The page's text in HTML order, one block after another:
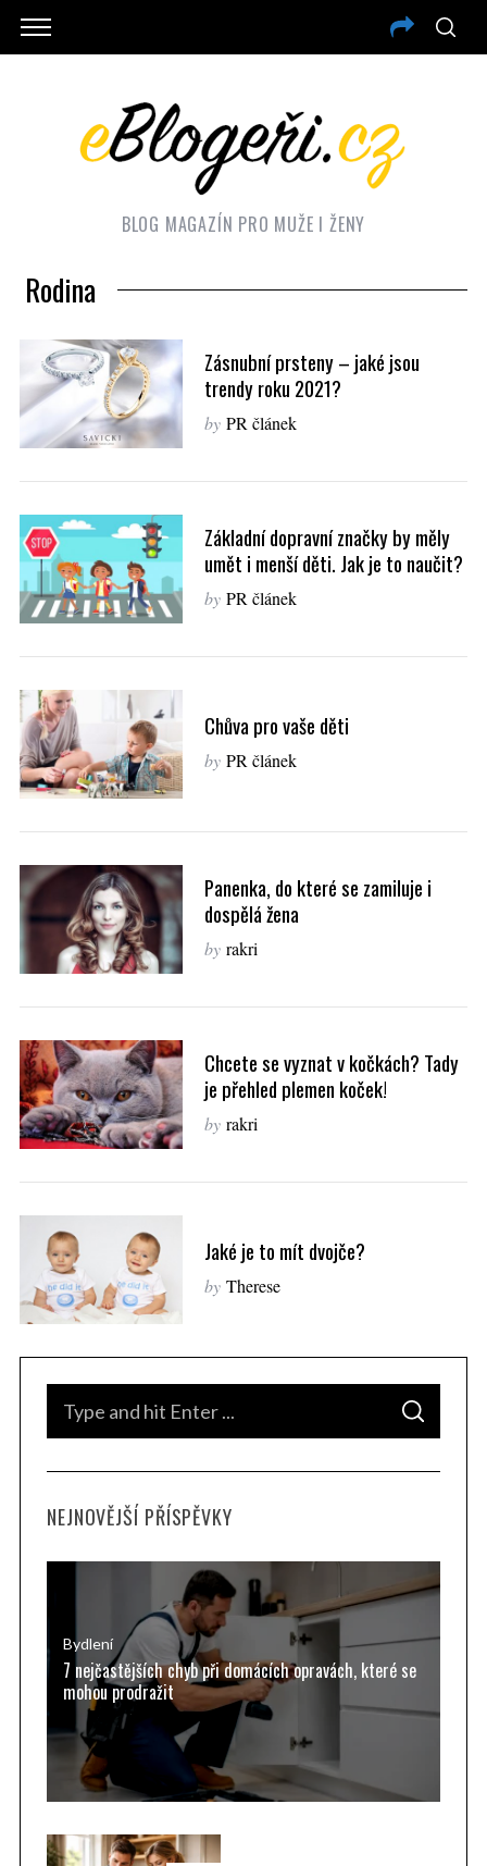
BLOG MAGAZÍN PRO MUŽE I ŽENY
Rodina
Zásnubní prsteny – jaké jsou
trendy roku 2021?
by PR článek
Základní dopravní značky by měly
umět i menší děti. Jak je to naučit?
by PR článek
Chůva pro vaše děti
by PR článek
Panenka, do které se zamiluje i
dospělá žena
by rakri
Chcete se vyznat v kočkách? Tady
je přehled plemen koček!
by rakri
Jaké je to mít dvojče?
by Therese
c
S
A
C
NEJNOVĚJŠÍ PŘÍSPĚVKY
Bydlení
7 nejčastějších chyb při domácích opravách, které se
mohou prodražit